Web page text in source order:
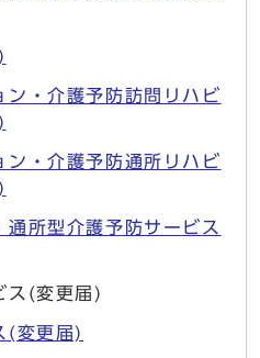
ン・介護予防訪問リハビ
ン・介護予防通所リハビ
所型介護予防サービス
ス(変更届)
(変更届)